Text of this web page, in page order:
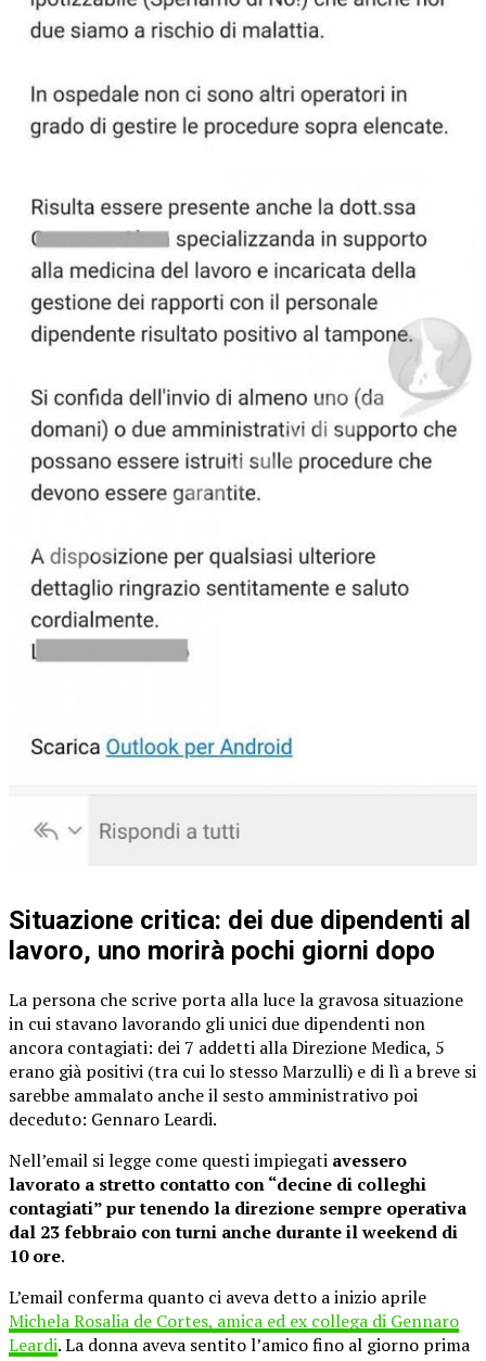
Situazione critica: dei due dipendenti al
lavoro, uno morirà pochi giorni dopo
La persona che scrive porta alla luce la gravosa situazione
in cui stavano lavorando gli unici due dipendenti non
ancora contagiati: dei 7 addetti alla Direzione Medica, 5
erano già positivi (tra cui lo stesso Marzulli) e di lì a breve si
sarebbe ammalato anche il sesto amministrativo poi
deceduto: Gennaro Leardi.
Nell’email si legge come questi impiegati avessero
lavorato a stretto contatto con “decine di colleghi
contagiati” pur tenendo la direzione sempre operativa
dal 23 febbraio con turni anche durante il weekend di
10 ore.
L’email conferma quanto ci aveva detto a inizio aprile
Michela Rosalia de Cortes, amica ed ex collega di Gennaro
Leardi. La donna aveva sentito l’amico fino al giorno prima